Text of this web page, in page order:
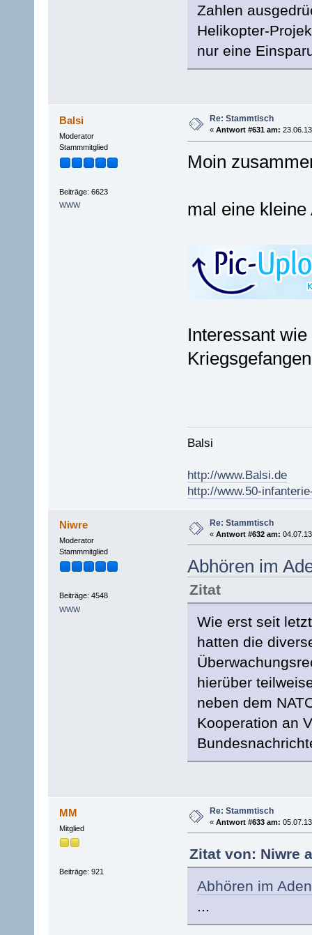
Zahlen
Helikopter-
nur eine
Balsi
Moderator
Stammmitglied
Beiträge: 6623
WWW
Re: Stammtisch
« Antwort #631 am:
Moin
mal eine
Interessant
Balsi
http://www.Balsi.de
http://www.50-
Niwre
Moderator
Stammmitglied
Beiträge: 4548
WWW
Re: Stammtisch
« Antwort #632 am:
Abhören im
Zitat
Wie erst seit
hatten die
hierüber
neben dem
Kooperation an
MM
Mitglied
Beiträge: 921
Re: Stammtisch
« Antwort #633 am:
Zitat von: Niwre
Abhören im
...